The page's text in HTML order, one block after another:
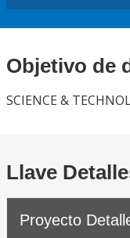
Objetivo de
SCIENCE &
Llave
Proyecto